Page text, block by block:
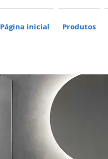
Página inicial Produtos